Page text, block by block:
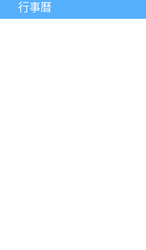
行事曆